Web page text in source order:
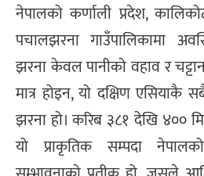
नेपालको कर्णाली प्रदेश,
पचालझरना गाउँपालिकामा
झरना केवल पानीको वहाव र
मात्र होइन, यो दक्षिण एसियाकै
झरना हो। करिब ३८१ देखि ४००
यो प्राकृतिक सम्पदा